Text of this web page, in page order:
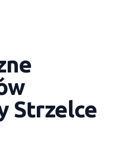
Strzelce